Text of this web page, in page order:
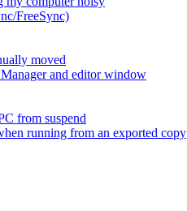
FreeSync)
moved
and editor window
from suspend
running from an exported copy